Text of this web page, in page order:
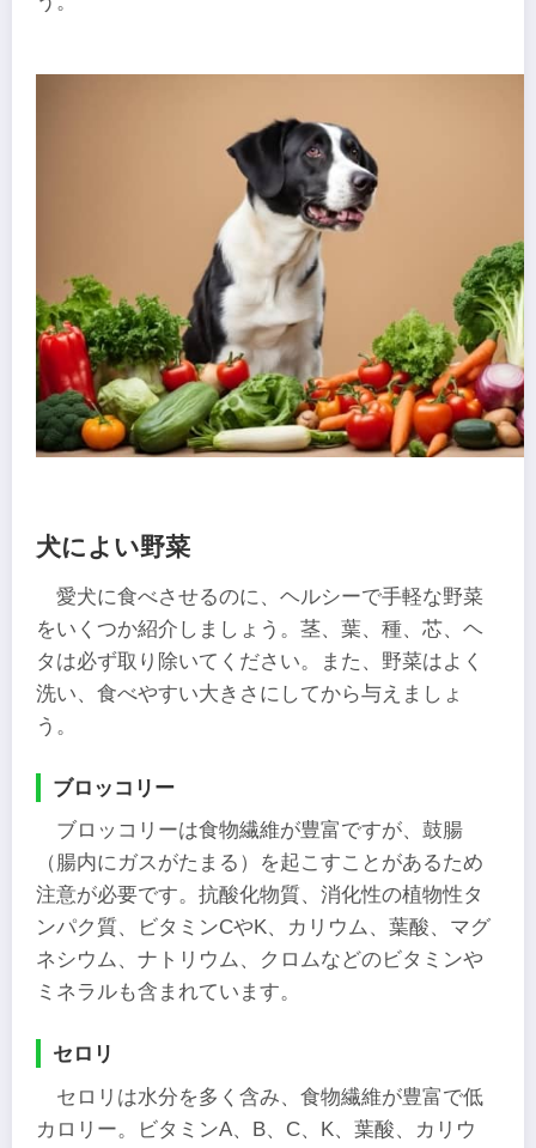
犬によい野菜
愛犬に食べさせるのに、ヘルシーで手軽な野菜
をいくつか紹介しましょう。茎、葉、種、芯、ヘ
タは必ず取り除いてください。また、野菜はよく
洗い、食べやすい大きさにしてから与えましょ
う。
ブロッコリー
ブロッコリーは食物繊維が豊富ですが、鼓腸
（腸内にガスがたまる）を起こすことがあるため
注意が必要です。抗酸化物質、消化性の植物性タ
ンパク質、ビタミンCやK、カリウム、葉酸、マグ
ネシウム、ナトリウム、クロムなどのビタミンや
ミネラルも含まれています。
セロリ
セロリは水分を多く含み、食物繊維が豊富で低
カロリー。ビタミンA、B、C、K、葉酸、カリウ